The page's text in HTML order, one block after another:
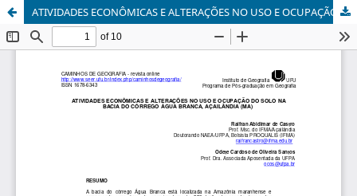
ATIVIDADES ECONÔMICAS E ALTERAÇÕES NO USO E OCUPAÇÃO DO SOLO NA BACIA DO CÓRREGO ÁGUA BRANCA, AÇAILÂNDIA (MA)